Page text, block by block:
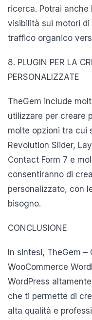
ricerca. Potrai
visibilità sui motori
traffico organico
8. PLUGIN PER LA
PERSONALIZZATE
TheGem include
utilizzare per creare
molte opzioni tra cui
Revolution Slider,
Contact Form 7 e
consentiranno di
personalizzato, con
bisogno.
CONCLUSIONE
In sintesi, TheGem
WooCommerce
WordPress
che ti permette di
alta qualità e